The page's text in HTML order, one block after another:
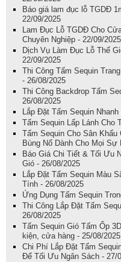
Báo giá lam đục lỗ TGDĐ
22/09/2025
Lam Đục Lỗ TGDĐ Cho
Chuyên Nghiệp - 22/09/2025
Dịch Vụ Làm Đục Lỗ Thế
22/09/2025
Thi Công Tấm Sequin
- 26/08/2025
Thi Công Backdrop Tấm
26/08/2025
Lắp Đặt Tấm Sequin
Tấm Sequin Lấp Lánh Cho
Tấm Sequin Cho Sân Khấu
Bùng Nổ Dành Cho Mọi Sự
Báo Giá Chi Tiết & Tối Ưu
Gió - 26/08/2025
Lắp Đặt Tấm Sequin Màu
Tính - 26/08/2025
Ứng Dụng Tấm Sequin
Thi Công Lắp Đặt Tấm
26/08/2025
Tấm Sequin Gió Tấm Ốp
kiện, cửa hàng - 25/08/2025
Chi Phí Lắp Đặt Tấm
Để Tối Ưu Ngân Sách - 27/